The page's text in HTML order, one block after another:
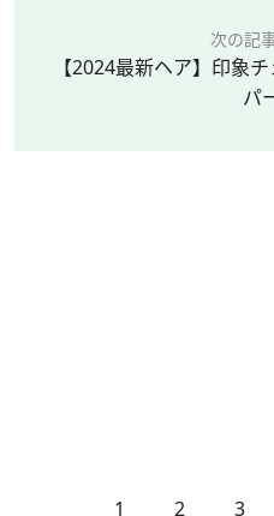
次の記
【2024最新ヘア】印象
パ
1 2 3